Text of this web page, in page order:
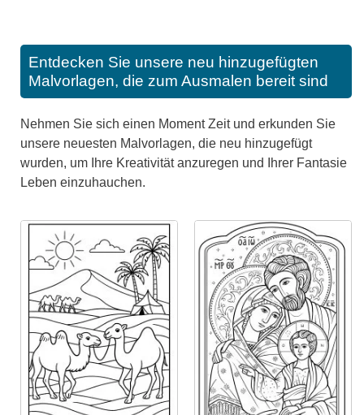
Entdecken Sie unsere neu hinzugefügten
Malvorlagen, die zum Ausmalen bereit sind
Nehmen Sie sich einen Moment Zeit und erkunden Sie
unsere neuesten Malvorlagen, die neu hinzugefügt
wurden, um Ihre Kreativität anzuregen und Ihrer Fantasie
Leben einzuhauchen.